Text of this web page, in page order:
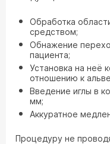
Обработка
средством;
Обнажение
пациента;
Установка на неё
отношению к
Введение иглы в
мм;
Аккуратное
Процедуру не